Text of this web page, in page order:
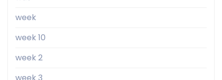
week
week 10
week 2